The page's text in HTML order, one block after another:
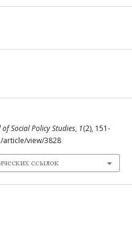
of Social Policy Studies, 1(2), 151-
article/view/3828
ссылок